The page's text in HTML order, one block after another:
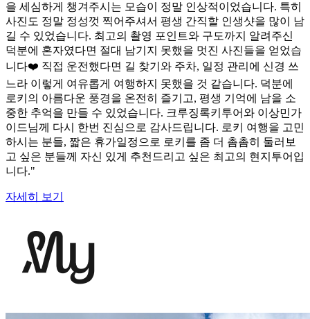
을 세심하게 챙겨주시는 모습이 정말 인상적이었습니다. 특히
사진도 정말 정성껏 찍어주셔서 평생 간직할 인생샷을 많이 남
길 수 있었습니다. 최고의 촬영 포인트와 구도까지 알려주신
덕분에 혼자였다면 절대 남기지 못했을 멋진 사진들을 얻었습
니다❤️ 직접 운전했다면 길 찾기와 주차, 일정 관리에 신경 쓰
느라 이렇게 여유롭게 여행하지 못했을 것 같습니다. 덕분에
로키의 아름다운 풍경을 온전히 즐기고, 평생 기억에 남을 소
중한 추억을 만들 수 있었습니다. 크루징록키투어와 이상민가
이드님께 다시 한번 진심으로 감사드립니다. 로키 여행을 고민
하시는 분들, 짧은 휴가일정으로 로키를 좀 더 촘촘히 둘러보
고 싶은 분들께 자신 있게 추천드리고 싶은 최고의 현지투어입
니다."
자세히 보기